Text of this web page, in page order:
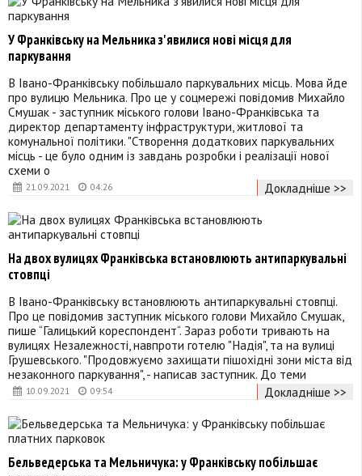
21.09.2021 04:26
У Франківську на Мельника з'явилися нові місця для
паркування
В Івано-Франківську побільшало паркувальних місць. Мова йде
про вулицю Мельника. Про це у соцмережі повідомив Михайло
Смушак - заступник міського голови Івано-Франківська та
директор департаменту інфраструктури, житлової та
комунальної політики. "Створення додаткових паркувальних
місць - це було одним із завдань розробки і реалізації нової
схеми о
Докладніше >>
10.09.2021 09:54
На двох вулицях Франківська встановлюють антипаркувальні
стовпці
В Івано-Франківську встановлюють антипаркувальні стовпці.
Про це повідомив заступник міського голови Михайло Смушак,
пише “Галицький кореспондент“. Зараз роботи тривають на
вулицях Незалежності, навпроти готелю "Надія", та на вулиці
Грушевського. "Продовжуємо захищати пішохідні зони міста від
незаконного паркування", - написав заступник. До теми
Докладніше >>
Бельведерська та Мельничука: у Франківську побільшає